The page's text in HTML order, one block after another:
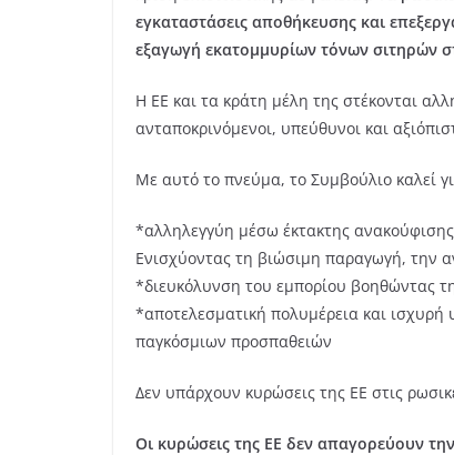
εγκαταστάσεις αποθήκευσης και
εξαγωγή εκατομμυρίων τόνων σιτηρών
Η ΕΕ και τα κράτη μέλη της στέκονται
ανταποκρινόμενοι, υπεύθυνοι και
Με αυτό το πνεύμα, το Συμβούλιο καλεί
*αλληλεγγύη μέσω έκτακτης ανακούφισης
Ενισχύοντας τη βιώσιμη παραγωγή, την
*διευκόλυνση του εμπορίου βοηθώντας
*αποτελεσματική πολυμέρεια και
παγκόσμιων προσπαθειών
Δεν υπάρχουν κυρώσεις της ΕΕ στις
Οι κυρώσεις της ΕΕ δεν απαγορεύουν